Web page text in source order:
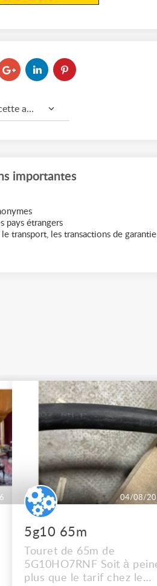
Marquer cette annonce comme...
importantes
pays étrangers
transport, les transactions de
04/08/
5g10 65m
Touret de 65m de
5G10HO7RNF Soit à
plus que le tarif chez le